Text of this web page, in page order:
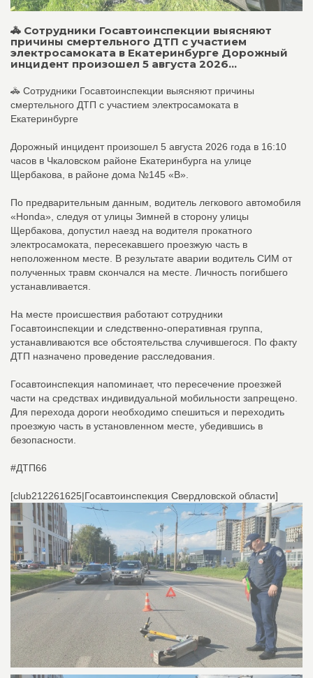
🚓 Сотрудники Госавтоинспекции выясняют
причины смертельного ДТП с участием
электросамоката в Екатеринбурге Дорожный
инцидент произошел 5 августа 2026...
🚓 Сотрудники Госавтоинспекции выясняют причины
смертельного ДТП с участием электросамоката в
Екатеринбурге
Дорожный инцидент произошел 5 августа 2026 года в 16:10
часов в Чкаловском районе Екатеринбурга на улице
Щербакова, в районе дома №145 «В».
По предварительным данным, водитель легкового автомобиля
«Honda», следуя от улицы Зимней в сторону улицы
Щербакова, допустил наезд на водителя прокатного
электросамоката, пересекавшего проезжую часть в
неположенном месте. В результате аварии водитель СИМ от
полученных травм скончался на месте. Личность погибшего
устанавливается.
На месте происшествия работают сотрудники
Госавтоинспекции и следственно-оперативная группа,
устанавливаются все обстоятельства случившегося. По факту
ДТП назначено проведение расследования.
Госавтоинспекция напоминает, что пересечение проезжей
части на средствах индивидуальной мобильности запрещено.
Для перехода дороги необходимо спешиться и переходить
проезжую часть в установленном месте, убедившись в
безопасности.
#ДТП66
[club212261625|Госавтоинспекция Свердловской области]